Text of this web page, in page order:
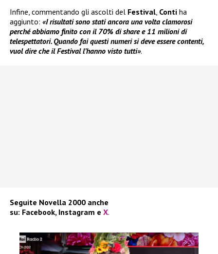
Infine, commentando gli ascolti del Festival, Conti ha
aggiunto: «I risultati sono stati ancora una volta clamorosi
perché abbiamo finito con il 70% di share e 11 milioni di
telespettatori. Quando fai questi numeri si deve essere contenti,
vuol dire che il Festival l’hanno visto tutti».
Seguite Novella 2000 anche
su: Facebook, Instagram e X.